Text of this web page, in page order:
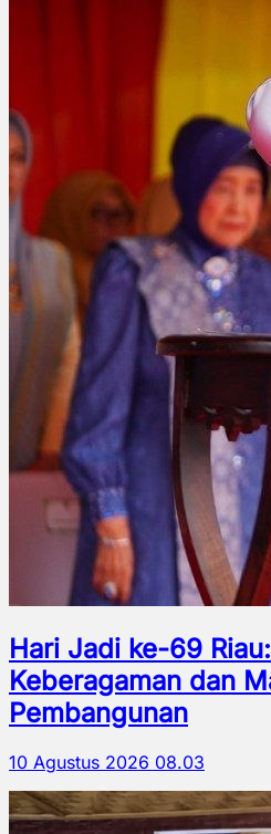
Hari Jadi ke-69
Keberagaman dan
Pembangunan
10 Agustus 2026 08.03